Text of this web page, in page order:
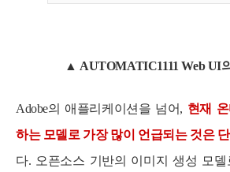
▲ AUTOMATIC1111 Web UI
Adobe의 애플리케이션을 넘어, 현재
하는 모델로 가장 많이 언급되는 것은
다. 오픈소스 기반의 이미지 생성 모델